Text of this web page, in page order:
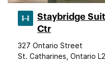
Staybridge
Ctr
327 Ontario Street
St. Catharines, Ontario